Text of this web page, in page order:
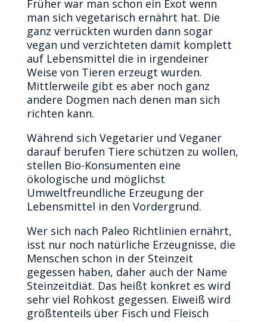
Früher war man schon ein Exot wenn
man sich vegetarisch ernährt hat. Die
ganz verrückten wurden dann sogar
vegan und verzichteten damit komplett
auf Lebensmittel die in irgendeiner
Weise von Tieren erzeugt wurden.
Mittlerweile gibt es aber noch ganz
andere Dogmen nach denen man sich
richten kann.
Während sich Vegetarier und Veganer
darauf berufen Tiere schützen zu wollen,
stellen Bio-Konsumenten eine
ökologische und möglichst
Umweltfreundliche Erzeugung der
Lebensmittel in den Vordergrund.
Wer sich nach Paleo Richtlinien ernährt,
isst nur noch natürliche Erzeugnisse, die
Menschen schon in der Steinzeit
gegessen haben, daher auch der Name
Steinzeitdiät. Das heißt konkret es wird
sehr viel Rohkost gegessen. Eiweiß wird
größtenteils über Fisch und Fleisch